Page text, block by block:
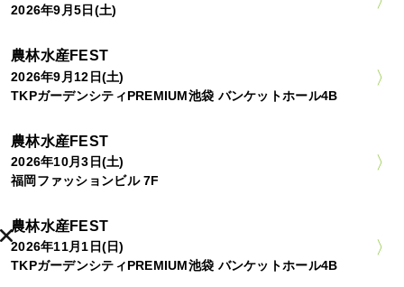
2026年9月5日(土)
農林水産FEST
2026年9月12日(土)
TKPガーデンシティPREMIUM池袋 バンケットホール4B
農林水産FEST
2026年10月3日(土)
福岡ファッションビル 7F
農林水産FEST
2026年11月1日(日)
TKPガーデンシティPREMIUM池袋 バンケットホール4B